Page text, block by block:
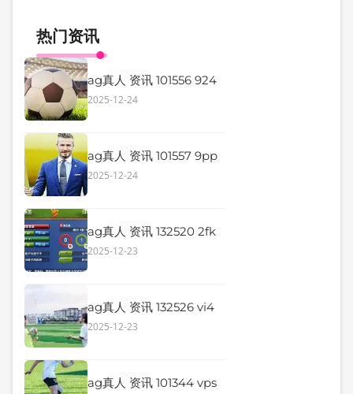
热门资讯
ag真人 资讯 101556 924
2025-12-24
ag真人 资讯 101557 9pp
2025-12-24
ag真人 资讯 132520 2fk
2025-12-23
ag真人 资讯 132526 vi4
2025-12-23
ag真人 资讯 101344 vps